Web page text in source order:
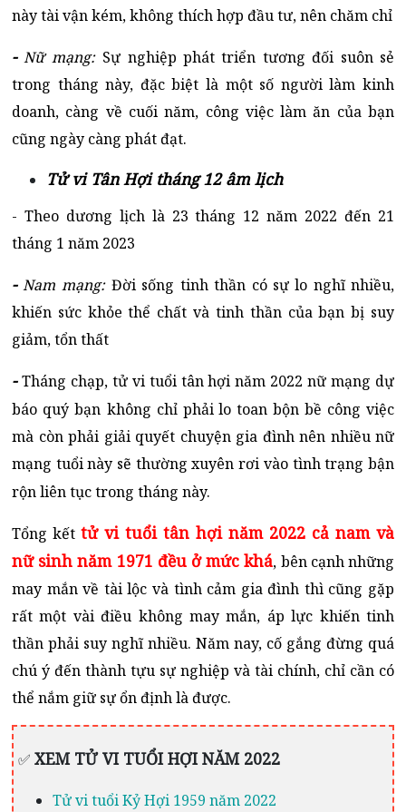
này tài vận kém, không thích hợp đầu tư, nên chăm chỉ
-Nữ mạng: Sự nghiệp phát triển tương đối suôn sẻ
trong tháng này, đặc biệt là một số người làm kinh
doanh, càng về cuối năm, công việc làm ăn của bạn
cũng ngày càng phát đạt.
Tử vi Tân Hợi tháng 12 âm lịch
- Theo dương lịch là 23 tháng 12 năm 2022 đến 21
tháng 1 năm 2023
-Nam mạng: Đời sống tinh thần có sự lo nghĩ nhiều,
khiến sức khỏe thể chất và tinh thần của bạn bị suy
giảm, tổn thất
-Tháng chạp, tử vi tuổi tân hợi năm 2022 nữ mạng dự
báo quý bạn không chỉ phải lo toan bộn bề công việc
mà còn phải giải quyết chuyện gia đình nên nhiều nữ
mạng tuổi này sẽ thường xuyên rơi vào tình trạng bận
rộn liên tục trong tháng này.
Tổng kết tử vi tuổi tân hợi năm 2022 cả nam và
nữ sinh năm 1971 đều ở mức khá, bên cạnh những
may mắn về tài lộc và tình cảm gia đình thì cũng gặp
rất một vài điều không may mắn, áp lực khiến tinh
thần phải suy nghĩ nhiều. Năm nay, cố gắng đừng quá
chú ý đến thành tựu sự nghiệp và tài chính, chỉ cần có
thể nắm giữ sự ổn định là được.
✅ XEM TỬ VI TUỔI HỢI NĂM 2022
Tử vi tuổi Kỷ Hợi 1959 năm 2022